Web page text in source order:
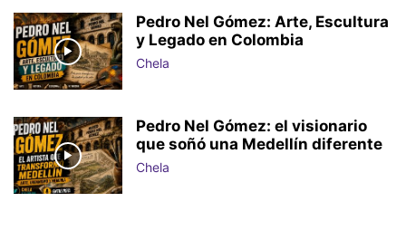
Pedro Nel Gómez: Arte, Escultura
y Legado en Colombia
Chela
Pedro Nel Gómez: el visionario
que soñó una Medellín diferente
Chela